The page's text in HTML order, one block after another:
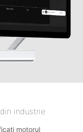
industrie
motorul